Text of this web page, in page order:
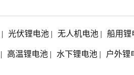
| 光伏锂电池 | 无人机电池 | 船用
| 高温锂电池 | 水下锂电池 | 户外锂